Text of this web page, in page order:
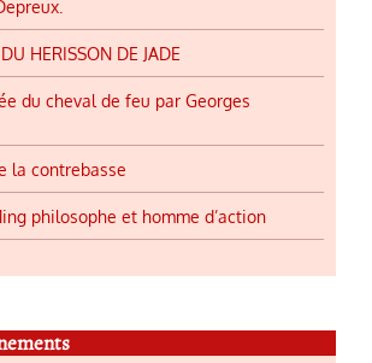
HERISSON DE JADE
du cheval de feu par Georges
la contrebasse
philosophe et homme d’action